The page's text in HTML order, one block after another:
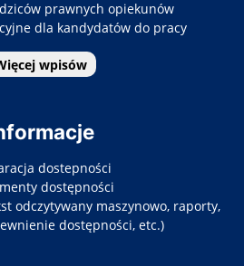
prawnych opiekunów
dla kandydatów do pracy
wpisów
dostepności
dostępności
odczytywany maszynowo, raporty,
dostępności, etc.)